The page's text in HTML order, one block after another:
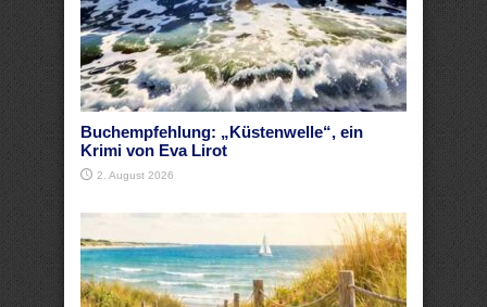
Buchempfehlung: „Küstenwelle“, ein
Krimi von Eva Lirot
2. August 2026